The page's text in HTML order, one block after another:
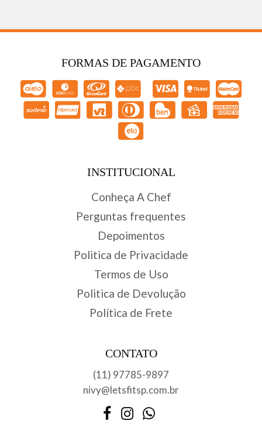
FORMAS DE PAGAMENTO
INSTITUCIONAL
Conheça A Chef
Perguntas frequentes
Depoimentos
Politica de Privacidade
Termos de Uso
Politica de Devolução
Política de Frete
CONTATO
(11) 97785-9897
nivy@letsfitsp.com.br
FacebookInstagramWhatsApp